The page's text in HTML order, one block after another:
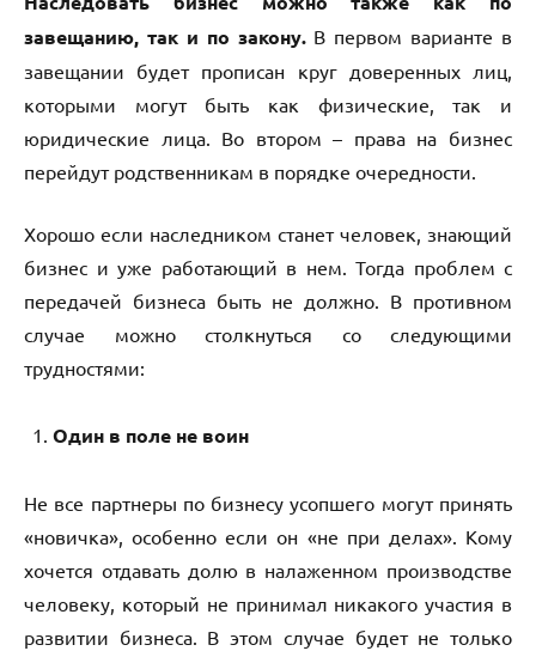
завещанию, так и по закону.В первом варианте в
завещании будет прописан круг доверенных лиц,
которыми могут быть как физические, так и
юридические лица. Во втором – права на бизнес
перейдут родственникам в порядке очередности.
Хорошо если наследником станет человек, знающий
бизнес и уже работающий в нем. Тогда проблем с
передачей бизнеса быть не должно. В противном
случае можно столкнуться со следующими
трудностями:
Один в поле не воин
Не все партнеры по бизнесу усопшего могут принять
«новичка», особенно если он «не при делах». Кому
хочется отдавать долю в налаженном производстве
человеку, который не принимал никакого участия в
развитии бизнеса. В этом случае будет не только